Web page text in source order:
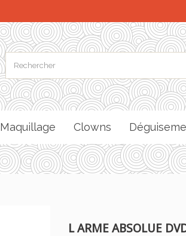
Maquillage Clowns
L ARME ABSOLUE